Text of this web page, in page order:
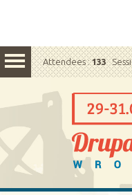
Attendees :133